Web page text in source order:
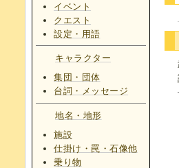
イベント
クエスト
設定・用語
キャラクター
集団・団体
台詞・メッセージ
地名・地形
施設
仕掛け・罠・石像他
乗り物